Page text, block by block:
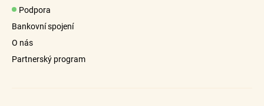
Podpora
Bankovní spojení
O nás
Partnerský program